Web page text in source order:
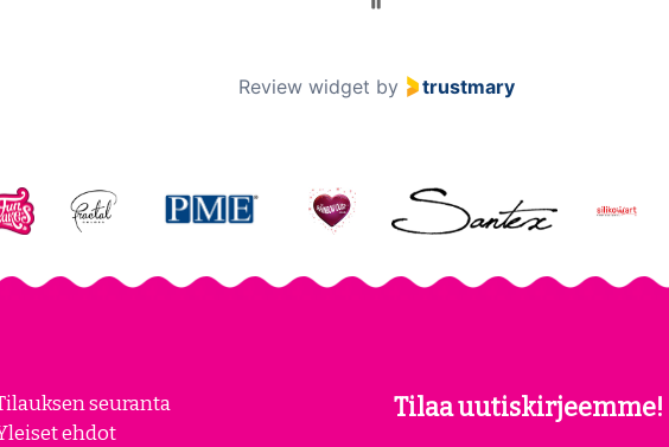
Review widget by trustmary
seuranta
ehdot
Tilaa uutiskirjeemme!